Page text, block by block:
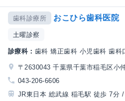
歯科診療所 おこひら歯科医院
土曜診察
診療科： 歯科 矯正歯科 小児歯科 歯科
〒2630043 千葉県千葉市稲毛区小
043-206-6606
JR東日本 総武線 稲毛駅 徒歩 7分